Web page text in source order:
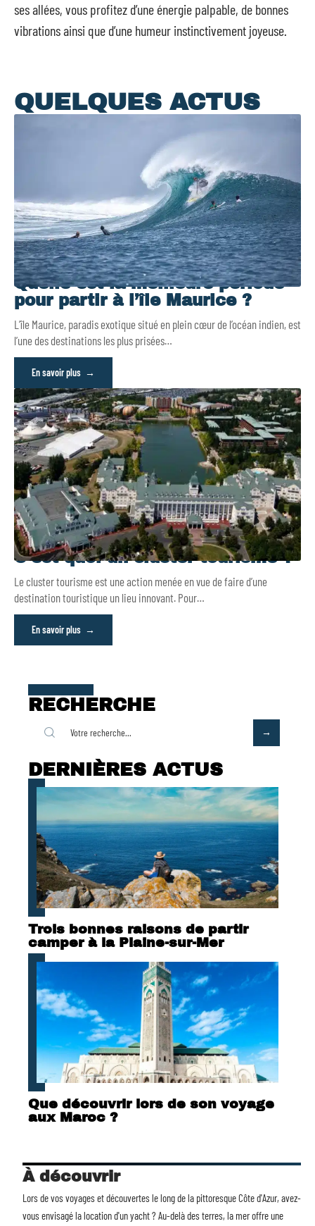
ses allées, vous profitez d’une énergie palpable, de bonnes
vibrations ainsi que d’une humeur instinctivement joyeuse.
QUELQUES ACTUS
Quelle est la meilleure période
pour partir à l’île Maurice ?
L’île Maurice, paradis exotique situé en plein cœur de l’océan indien, est
l’une des destinations les plus prisées…
En savoir plus
C’est quoi un cluster tourisme ?
Le cluster tourisme est une action menée en vue de faire d’une
destination touristique un lieu innovant. Pour…
En savoir plus
RECHERCHE
DERNIÈRES ACTUS
Trois bonnes raisons de partir
camper à la Plaine-sur-Mer
Que découvrir lors de son voyage
aux Maroc ?
À découvrir
Lors de vos voyages et découvertes le long de la pittoresque Côte d'Azur, avez-
vous envisagé lalocation d'un yacht? Au-delà des terres, la mer offre une